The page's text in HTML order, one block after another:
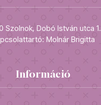
Szolnok, Dobó István utca 1.
Molnár Brigitta
Információ